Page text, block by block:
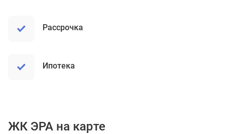
рассрочка
ипотека
ЖК ЭРА на карте